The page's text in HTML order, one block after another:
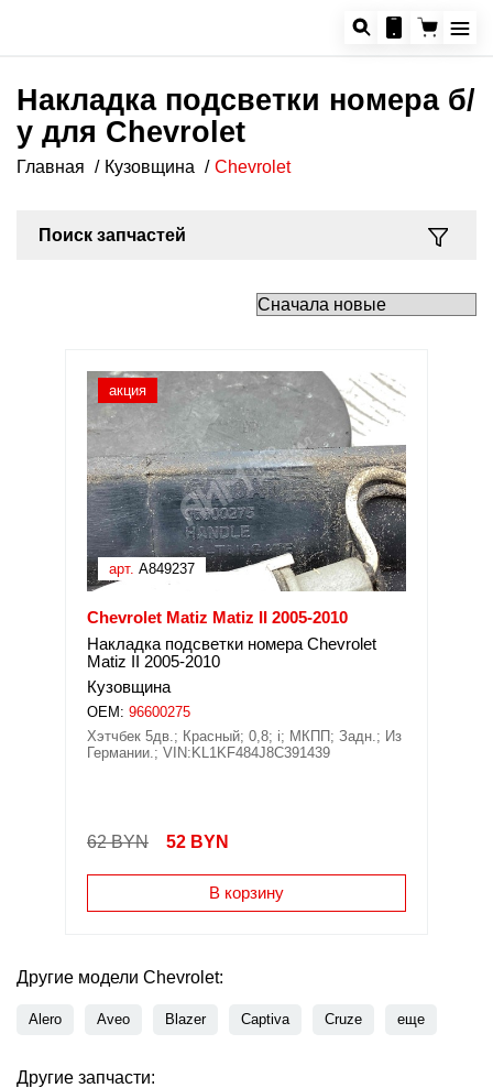
Накладка подсветки номера б/
у для Chevrolet
Главная Кузовщина Chevrolet
Поиск запчастей
акция
арт. A849237
Chevrolet Matiz Matiz II 2005-2010
Накладка подсветки номера Chevrolet
Matiz II 2005-2010
Кузовщина
OEM: 96600275
Хэтчбек 5дв.; Красный; 0,8; i; МКПП; Задн.; Из
Германии.; VIN:KL1KF484J8C391439
62 BYN 52 BYN
В корзину
Другие модели Chevrolet:
Alero Aveo Blazer Captiva Cruze еще
Другие запчасти: